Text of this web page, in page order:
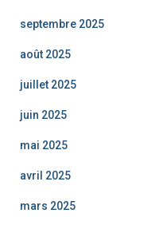
septembre 2025
août 2025
juillet 2025
juin 2025
mai 2025
avril 2025
mars 2025